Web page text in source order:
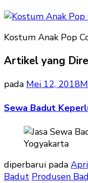
Kostum Anak Pop
Artikel yang
pada Mei 12, 2018
Sewa Badut
diperbarui pada
Badut Produsen